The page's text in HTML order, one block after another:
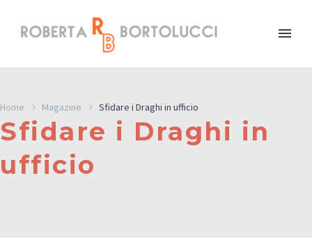
Home Magazine Sfidare i Draghi in ufficio
Sfidare i Draghi in
ufficio